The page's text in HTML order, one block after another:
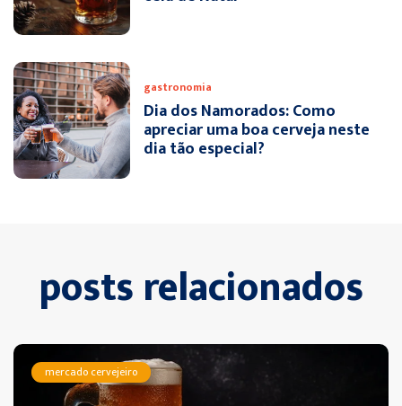
gastronomia
Dia dos Namorados: Como
apreciar uma boa cerveja neste
dia tão especial?
posts relacionados
mercado cervejeiro